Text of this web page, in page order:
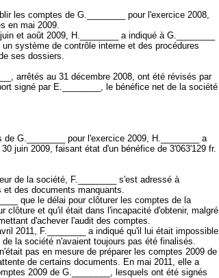
les comptes de G.________ pour l'exercice 2008,
en mai 2009.
et août 2009, H.________ a indiqué à G.________
système de contrôle interne et des procédures
ses dossiers.
arrêtés au 31 décembre 2008, ont été révisés par
signé par E.________, le bénéfice net de la société
G.________ pour l'exercice 2009, H.________ a
juin 2009, faisant état d'un bénéfice de 3'063'129 fr.
de la société, F.________ s'est adressé à
et des documents manquants.
que le délai pour clôturer les comptes de la
clôture et qu'il était dans l'incapacité d'obtenir, malgré
d'achever l'audit des comptes.
2011, F.________ a indiqué qu'il lui était impossible
la société n'avaient toujours pas été finalisés.
pas en mesure de préparer les comptes 2009 de
de certains documents. En mai 2011, elle a
2009 de G.________, lesquels ont été signés